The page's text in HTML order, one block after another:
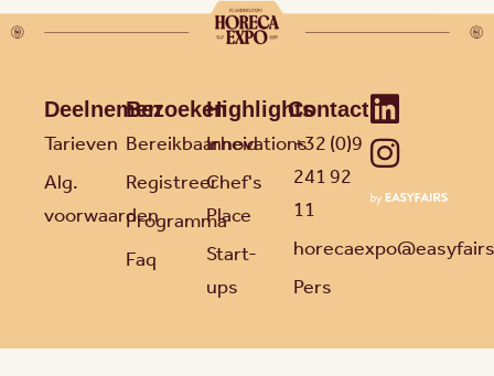
Deelnemen
Tarieven
Alg.
voorwaarden
Bezoeken
Bereikbaarheid
Registreer
Programma
Faq
Highlights
Innovations
Chef's
Place
Start-
ups
Contact
+32 (0)9
241 92
11
Pers